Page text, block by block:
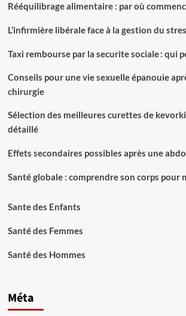
Rééquilibrage alimentaire : par où
L’infirmière libérale face à la gestion du
Taxi rembourse par la securite sociale : qui
Conseils pour une vie sexuelle épanouie
chirurgie
Sélection des meilleures curettes de
détaillé
Effets secondaires possibles après une
Santé globale : comprendre son corps pour
Sante des Enfants
Santé des Femmes
Santé des Hommes
Méta